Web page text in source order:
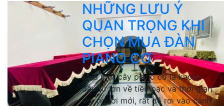
NHỮNG LƯU Ý
QUAN TRỌNG KHI
CHỌN MUA ĐÀN
PIANO CƠ
Mua một cây piano cơ là khoản
đầu tư lớn về tiền bạc và thời gian.
Với người mới, rất dễ rơi vào cảnh: